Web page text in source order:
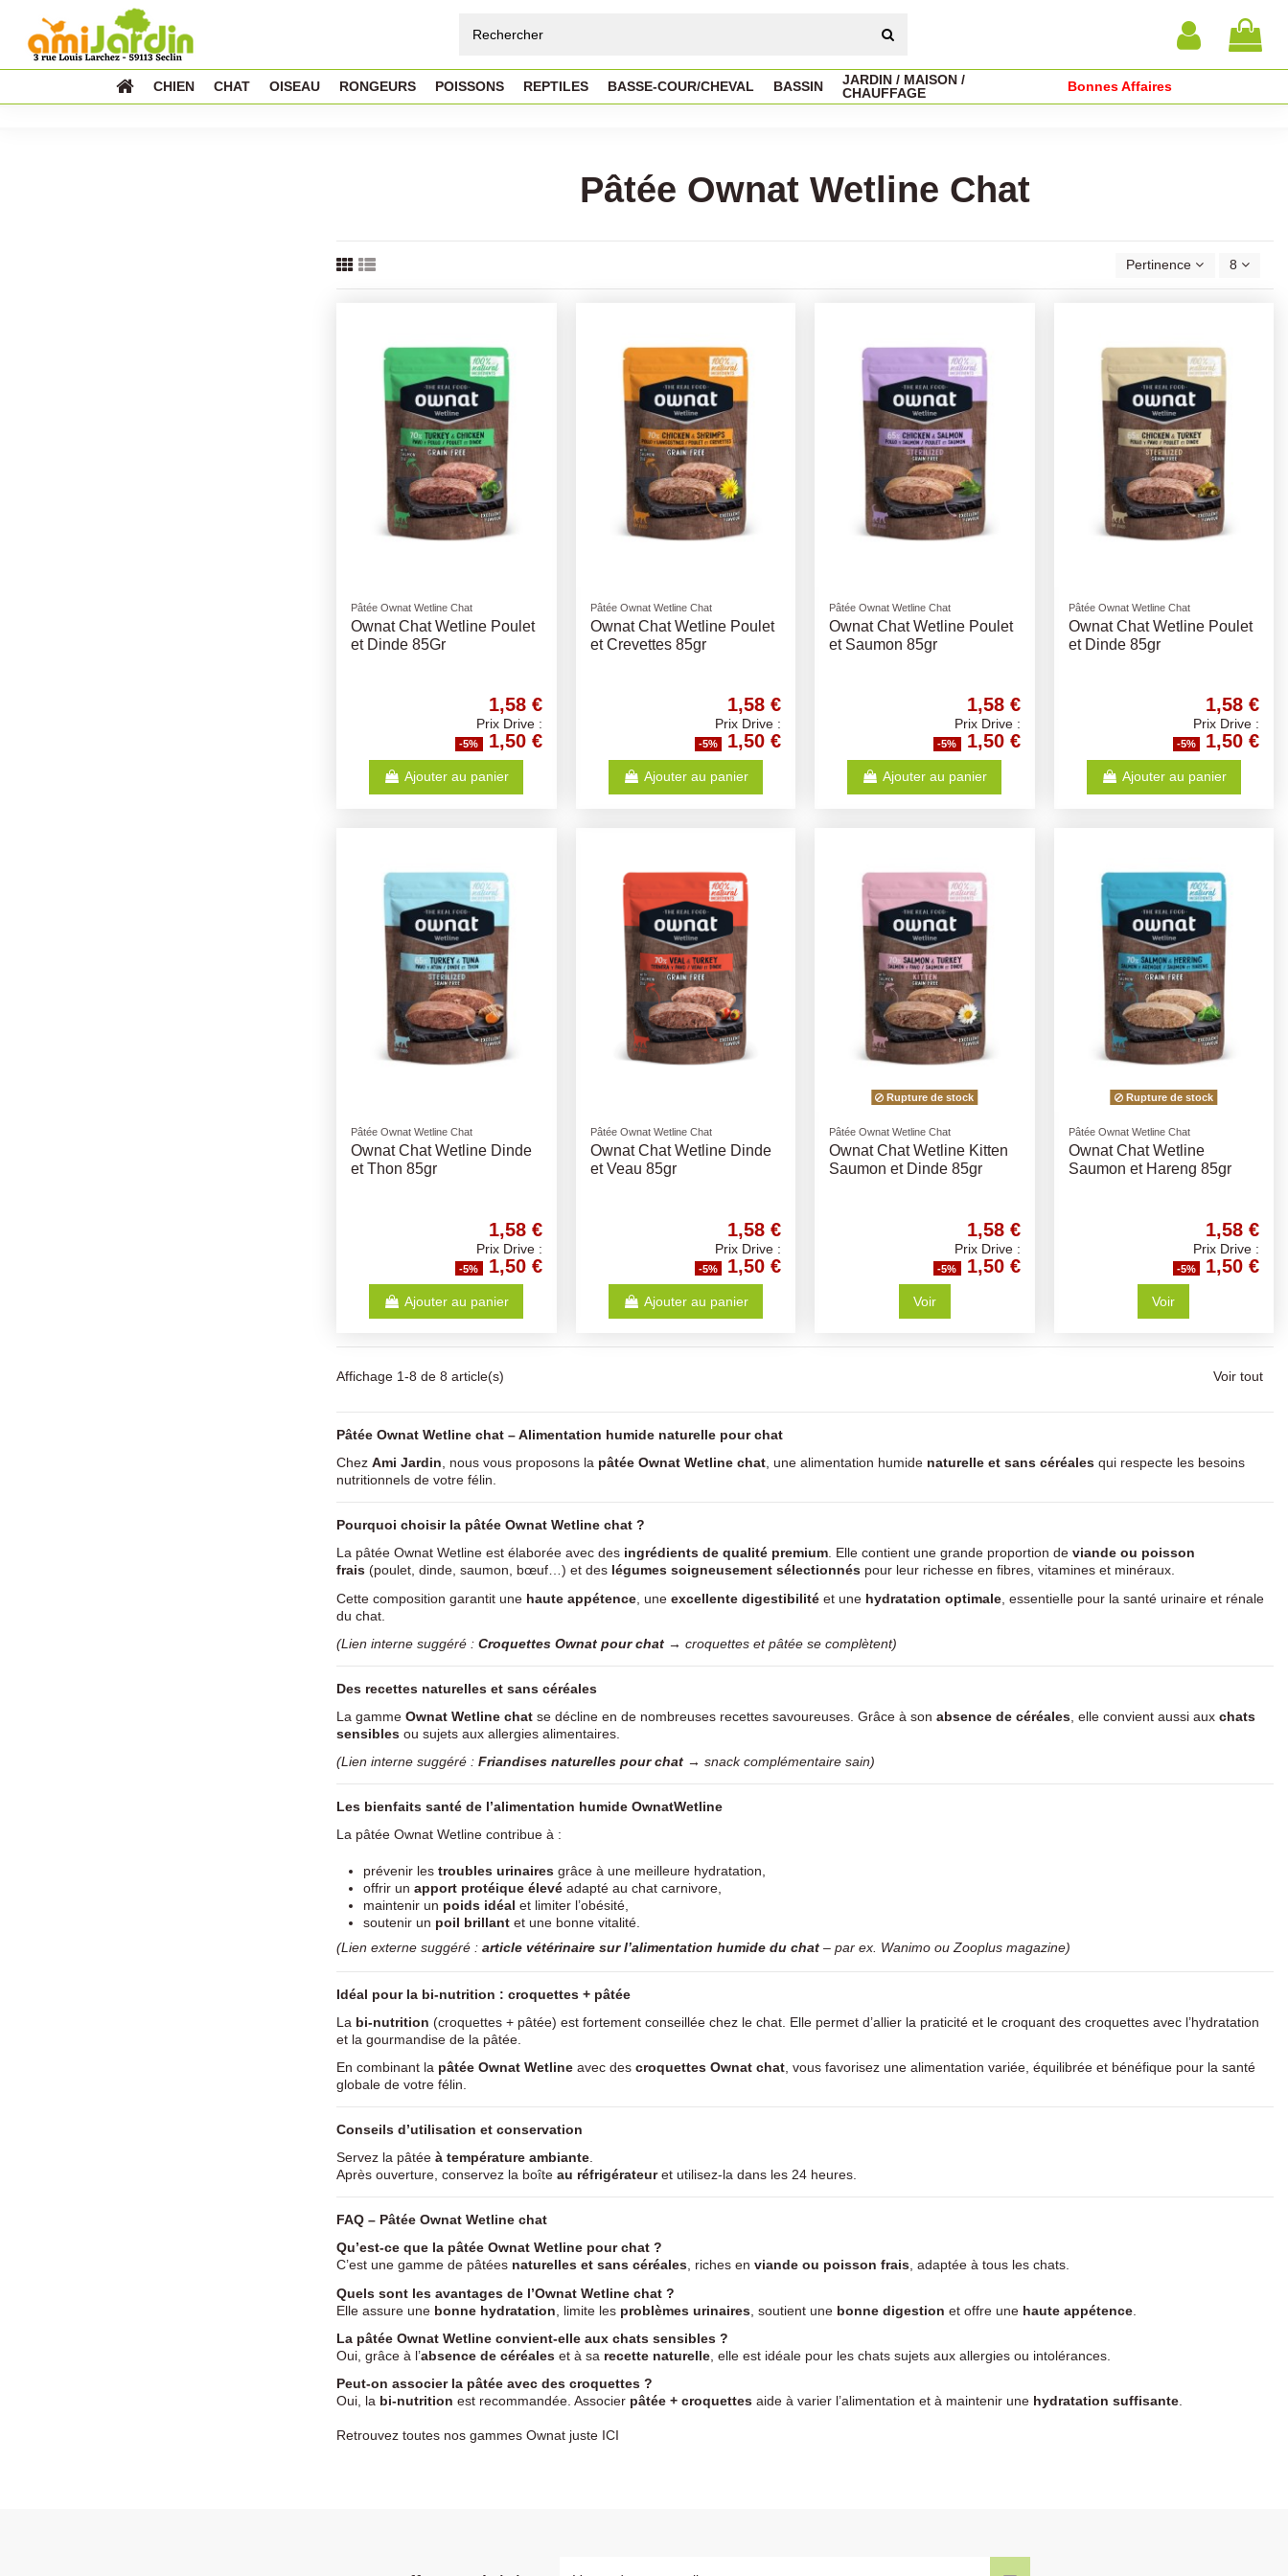
CHIEN CHAT OISEAU RONGEURS POISSONS REPTILES BASSE-COUR/CHEVAL BASSIN
JARDIN / MAISON /
CHAUFFAGE
Bonnes Affaires
Pâtée Ownat Wetline Chat
Pertinence 8
Pâtée Ownat Wetline Chat
Ownat Chat Wetline Poulet
et Dinde 85Gr
1,58 €
Prix Drive :
-5% 1,50 €
Ajouter au panier
Pâtée Ownat Wetline Chat
Ownat Chat Wetline Poulet
et Crevettes 85gr
1,58 €
Prix Drive :
-5% 1,50 €
Ajouter au panier
Pâtée Ownat Wetline Chat
Ownat Chat Wetline Poulet
et Saumon 85gr
1,58 €
Prix Drive :
-5% 1,50 €
Ajouter au panier
Pâtée Ownat Wetline Chat
Ownat Chat Wetline Poulet
et Dinde 85gr
1,58 €
Prix Drive :
-5% 1,50 €
Ajouter au panier
Pâtée Ownat Wetline Chat
Ownat Chat Wetline Dinde
et Thon 85gr
1,58 €
Prix Drive :
-5% 1,50 €
Ajouter au panier
Pâtée Ownat Wetline Chat
Ownat Chat Wetline Dinde
et Veau 85gr
1,58 €
Prix Drive :
-5% 1,50 €
Ajouter au panier
Rupture de stock
Pâtée Ownat Wetline Chat
Ownat Chat Wetline Kitten
Saumon et Dinde 85gr
1,58 €
Prix Drive :
-5% 1,50 €
Voir
Rupture de stock
Pâtée Ownat Wetline Chat
Ownat Chat Wetline
Saumon et Hareng 85gr
1,58 €
Prix Drive :
-5% 1,50 €
Voir
Affichage 1-8 de 8 article(s) Voir tout
Pâtée Ownat Wetline chat – Alimentation humide naturelle pour chat
Chez Ami Jardin, nous vous proposons la pâtée Ownat Wetline chat, une alimentation humide naturelle et sans céréales qui respecte les besoins
nutritionnels de votre félin.
Pourquoi choisir la pâtée Ownat Wetline chat ?
La pâtée Ownat Wetline est élaborée avec des ingrédients de qualité premium. Elle contient une grande proportion de viande ou poisson
frais (poulet, dinde, saumon, bœuf…) et des légumes soigneusement sélectionnés pour leur richesse en fibres, vitamines et minéraux.
Cette composition garantit une haute appétence , une excellente digestibilité et une hydratation optimale , essentielle pour la santé urinaire et rénale
du chat.
(Lien interne suggéré : Croquettes Ownat pour chat → croquettes et pâtée se complètent)
Des recettes naturelles et sans céréales
La gamme Ownat Wetline chat se décline en de nombreuses recettes savoureuses. Grâce à son absence de céréales , elle convient aussi aux chats
sensibles ou sujets aux allergies alimentaires.
(Lien interne suggéré : Friandises naturelles pour chat → snack complémentaire sain)
Les bienfaits santé de l’alimentation humide OwnatWetline
La pâtée Ownat Wetline contribue à :
prévenir les troubles urinaires grâce à une meilleure hydratation,
offrir un apport protéique élevé adapté au chat carnivore,
maintenir un poids idéal et limiter l’obésité,
soutenir un poil brillant et une bonne vitalité.
(Lien externe suggéré : article vétérinaire sur l’alimentation humide du chat – par ex. Wanimo ouZooplus magazine)
Idéal pour la bi-nutrition : croquettes + pâtée
La bi-nutrition (croquettes + pâtée) est fortement conseillée chez le chat. Elle permet d’allier la praticité et le croquant des croquettes avec l’hydratation
et la gourmandise de la pâtée.
En combinant la pâtée Ownat Wetline avec des croquettes Ownat chat , vous favorisez une alimentation variée, équilibrée et bénéfique pour la santé
globale de votre félin.
Conseils d’utilisation et conservation
Servez la pâtée à température ambiante.
Après ouverture, conservez la boîte au réfrigérateuret utilisez-la dans les 24 heures.
FAQ – Pâtée Ownat Wetline chat
Qu’est-ce que la pâtée Ownat Wetline pour chat ?
C’est une gamme de pâtées naturelles et sans céréales, riches en viande ou poisson frais, adaptée à tous les chats.
Quels sont les avantages de l’Ownat Wetline chat ?
Elle assure une bonne hydratation , limite les problèmes urinaires , soutient une bonne digestion et offre une haute appétence
La pâtée Ownat Wetline convient-elle aux chats sensibles ?
Oui, grâce à l’absence de céréales et à sa recette naturelle , elle est idéale pour les chats sujets aux allergies ou intolérances.
Peut-on associer la pâtée avec des croquettes ?
Oui, la bi-nutrition est recommandée. Associer pâtée + croquettes aide à varier l’alimentation et à maintenir une hydratation suffisante
Retrouvez toutes nos gammes Ownat juste ICI